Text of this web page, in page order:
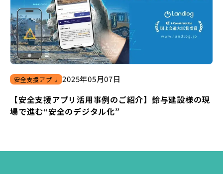
安全支援アプリ 2025年05月07日
【安全支援アプリ活用事例のご紹介】鈴与建設様の現
場で進む“安全のデジタル化”